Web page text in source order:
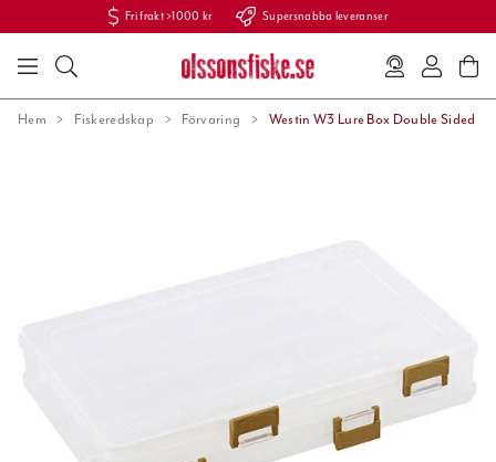
Fri frakt >1000 kr Supersnabba leveranser
Hem Fiskeredskap Förvaring Westin W3 Lure Box Double Sided